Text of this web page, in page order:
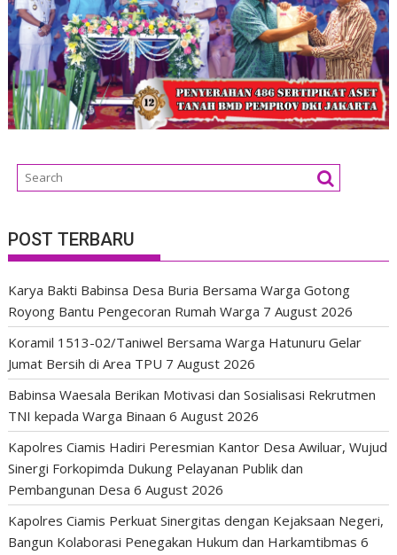
POST TERBARU
Karya Bakti Babinsa Desa Buria Bersama Warga Gotong
Royong Bantu Pengecoran Rumah Warga 7 August 2026
Koramil 1513-02/Taniwel Bersama Warga Hatunuru Gelar
Jumat Bersih di Area TPU 7 August 2026
Babinsa Waesala Berikan Motivasi dan Sosialisasi Rekrutmen
TNI kepada Warga Binaan 6 August 2026
Kapolres Ciamis Hadiri Peresmian Kantor Desa Awiluar, Wujud
Sinergi Forkopimda Dukung Pelayanan Publik dan
Pembangunan Desa 6 August 2026
Kapolres Ciamis Perkuat Sinergitas dengan Kejaksaan Negeri,
Bangun Kolaborasi Penegakan Hukum dan Harkamtibmas 6